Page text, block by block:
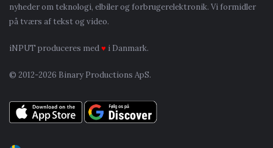
nyheder om teknologi, elbiler og forbrugerelektronik. Vi formidler
på tværs af tekst og video.
iNPUT produceres med♥ i Danmark.
© 2012-2026 Binary Productions ApS.